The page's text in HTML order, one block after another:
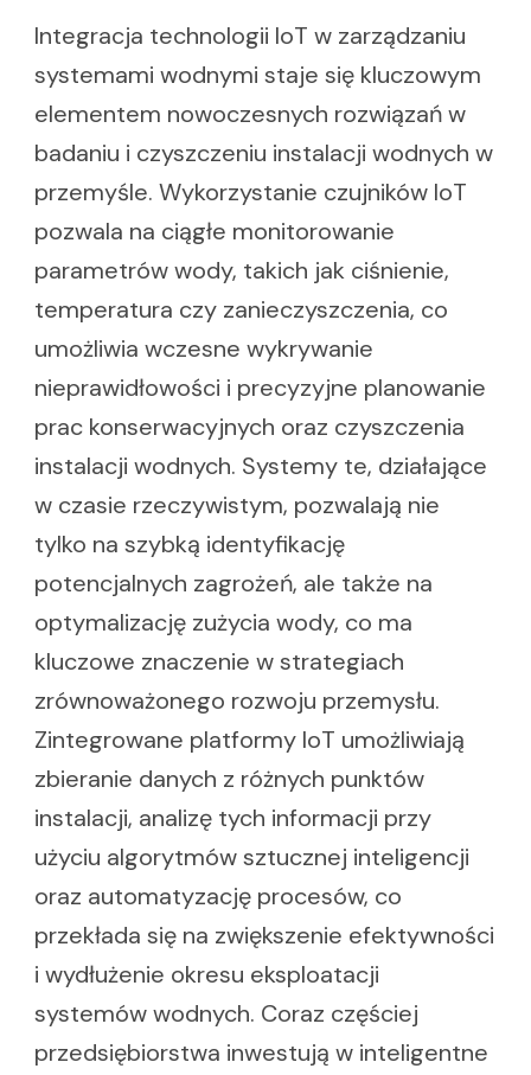
Integracja technologii IoT w zarządzaniu
systemami wodnymi staje się kluczowym
elementem nowoczesnych rozwiązań w
badaniu i czyszczeniu instalacji wodnych w
przemyśle. Wykorzystanie czujników IoT
pozwala na ciągłe monitorowanie
parametrów wody, takich jak ciśnienie,
temperatura czy zanieczyszczenia, co
umożliwia wczesne wykrywanie
nieprawidłowości i precyzyjne planowanie
prac konserwacyjnych oraz czyszczenia
instalacji wodnych. Systemy te, działające
w czasie rzeczywistym, pozwalają nie
tylko na szybką identyfikację
potencjalnych zagrożeń, ale także na
optymalizację zużycia wody, co ma
kluczowe znaczenie w strategiach
zrównoważonego rozwoju przemysłu.
Zintegrowane platformy IoT umożliwiają
zbieranie danych z różnych punktów
instalacji, analizę tych informacji przy
użyciu algorytmów sztucznej inteligencji
oraz automatyzację procesów, co
przekłada się na zwiększenie efektywności
i wydłużenie okresu eksploatacji
systemów wodnych. Coraz częściej
przedsiębiorstwa inwestują w inteligentne